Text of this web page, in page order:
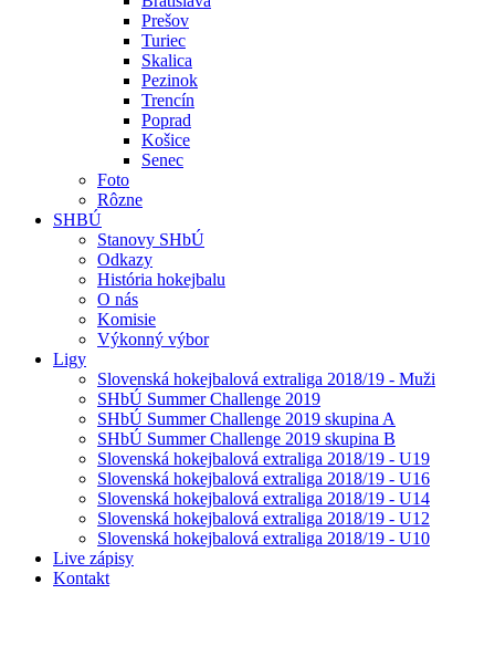
Prešov
Turiec
Skalica
Pezinok
Trencín
Poprad
Košice
Senec
Foto
Rôzne
SHBÚ
Stanovy SHbÚ
Odkazy
História hokejbalu
O nás
Komisie
Výkonný výbor
Ligy
Slovenská hokejbalová extraliga 2018/19 - Muži
SHbÚ Summer Challenge 2019
SHbÚ Summer Challenge 2019 skupina A
SHbÚ Summer Challenge 2019 skupina B
Slovenská hokejbalová extraliga 2018/19 - U19
Slovenská hokejbalová extraliga 2018/19 - U16
Slovenská hokejbalová extraliga 2018/19 - U14
Slovenská hokejbalová extraliga 2018/19 - U12
Slovenská hokejbalová extraliga 2018/19 - U10
Live zápisy
Kontakt